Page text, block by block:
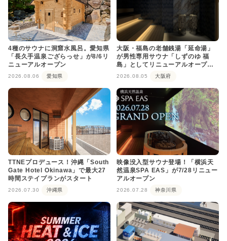
4種のサウナに洞窟水風呂。愛知県
「長久手温泉ござらっせ」が8/6リ
ニューアルオープン
2026.08.06 愛知県
大阪・福島の老舗銭湯「延命湯」
が男性専用サウナ「しずのゆ 福
島」としてリニューアルオープ
ン！
2026.08.05 大阪府
TTNEプロデュース！沖縄「South
Gate Hotel Okinawa」で最大27
時間ステイプランがスタート
2026.07.30 沖縄県
映像没入型サウナ登場！「横浜天
然温泉SPA EAS」が7/28リニュー
アルオープン
2026.07.28 神奈川県